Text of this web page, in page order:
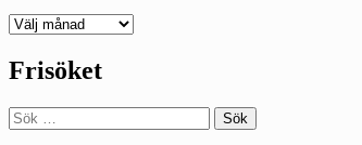
Deepedition
Frisöket
Sök
efter: